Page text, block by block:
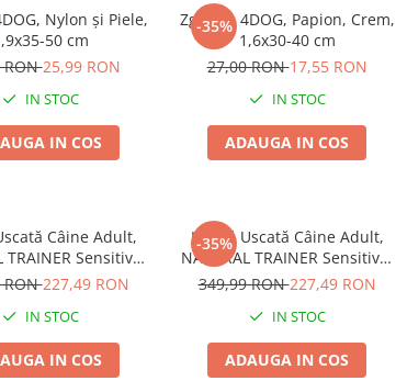
Nylon și Piele,
50 cm
RON25,99 RON
IN STOC
IN COS
-35%
Zgardă, 4DOG, Papion, Crem,
1,6x30-40 cm
27,00 RON17,55 RON
IN STOC
ADAUGA IN COS
Câine Adult,
TRAINER Sensitive,
Gluten, Talie
RON227,49 RON
IN STOC
IN COS
-35%
Hrană Uscată Câine Adult,
NATURAL TRAINER Sensitive,
Fără Gluten, Talie
349,99 RON227,49 RON
IN STOC
ADAUGA IN COS